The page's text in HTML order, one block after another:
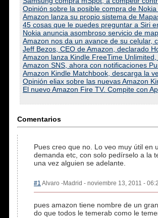
Opinión sobre la posible compra de
Amazon lanza su propio sistema de
45 cosas que le puedes preguntar a Siri
Nokia anuncia asombroso servicio de
Amazon nos da un avance de su celular,
Jeff Bezos, CEO de Amazon, declarado
Amazon lanza Kindle FreeTime
Amazon SNS, ahora con notificaciones
Amazon Kindle Matchbook, descarga la
Opinión eliax sobre las nuevas Amazon
El nuevo Amazon Fire TV. Compite con
Comentarios
Pues creo que no. Lo veo muy útil en
demanda etc, con solo pedírselo a la
una vez alguien se adelante.
#1 Alvaro -Madrid - noviembre 13, 2011 -
pues amazon tiene nombre de un
do que todos le temerab como le